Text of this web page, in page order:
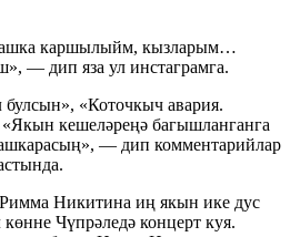
каршылыйм, кызларым…
— дип яза ул инстаграмга.
«Коточкыч авария.
кешеләреңә багышланганга
— дип комментарийлар
Никитина иң якын ике дус
Чүпрәледә концерт куя.